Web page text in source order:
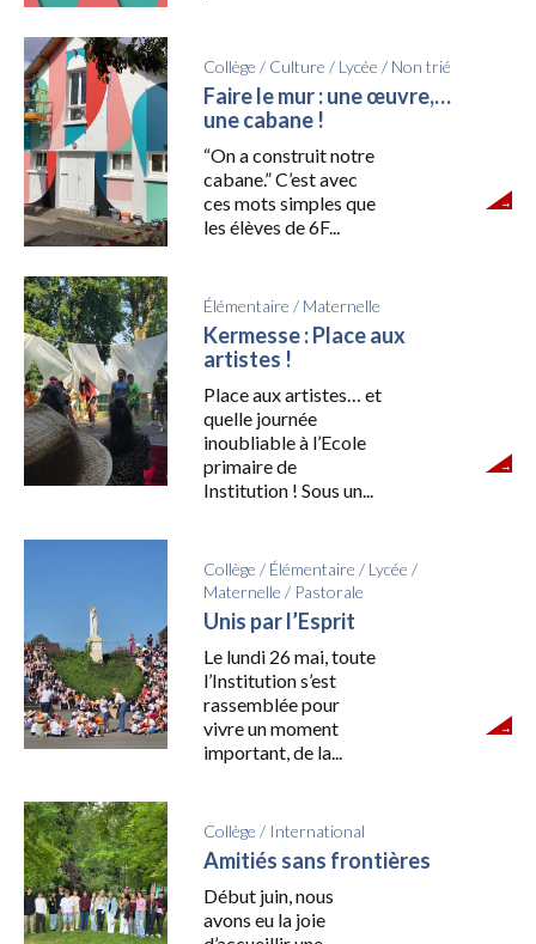
Collège / Culture / Lycée / Non trié
Faire le mur : une œuvre,…
une cabane !
“On a construit notre
cabane.” C’est avec
ces mots simples que
les élèves de 6F...
Élémentaire / Maternelle
Kermesse : Place aux
artistes !
Place aux artistes… et
quelle journée
inoubliable à l’Ecole
primaire de
Institution ! Sous un...
Collège / Élémentaire / Lycée /
Maternelle / Pastorale
Unis par l’Esprit
Le lundi 26 mai, toute
l’Institution s’est
rassemblée pour
vivre un moment
important, de la...
Collège / International
Amitiés sans frontières
Début juin, nous
avons eu la joie